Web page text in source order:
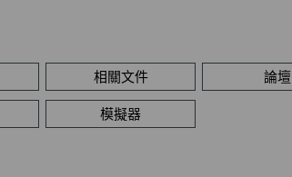
相關文件 論壇
模擬器